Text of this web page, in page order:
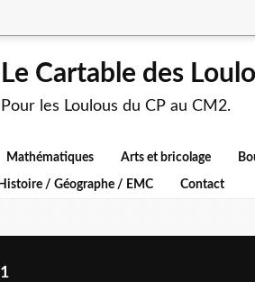
Le Cartable des
Pour les Loulous du CP au CM2.
Mathématiques Arts et bricolage
Histoire / Géographe / EMC Contact